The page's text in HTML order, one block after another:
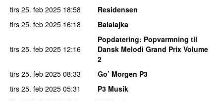
tirs 25. feb 2025 18:58
Residensen
tirs 25. feb 2025 16:18 Balalajka
tirs 25. feb 2025 12:16
Popdatering: Popvarmning til
Dansk Melodi Grand Prix Volume
2
tirs 25. feb 2025 08:33
Go’ Morgen P3
tirs 25. feb 2025 05:31
P3 Musik